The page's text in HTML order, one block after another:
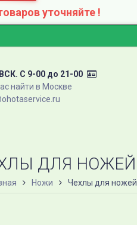
уточняйте !
C 9-00 до 21-00
найти в Москве
ДЛЯ НОЖЕЙ
Ножи Чехлы для ножей